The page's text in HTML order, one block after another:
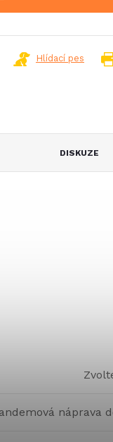
Hlídací pes
DISKUZE
náprava